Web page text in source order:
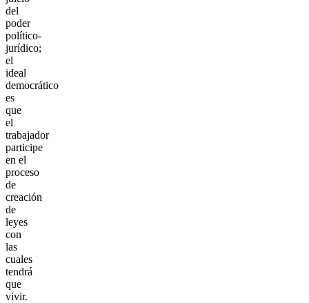
del
poder
político-
jurídico;
el
ideal
democrático
es
que
el
trabajador
participe
en el
proceso
de
creación
de
leyes
con
las
cuales
tendrá
que
vivir.